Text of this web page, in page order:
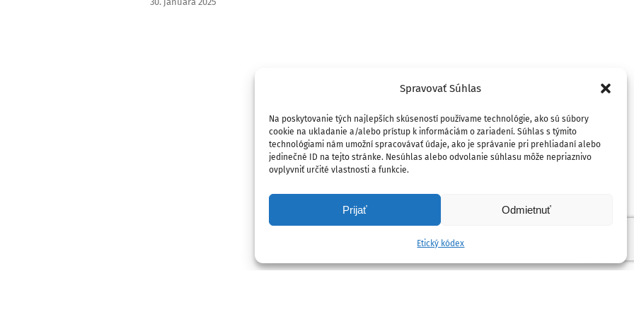
Spravovať Súhlas
Na poskytovanie tých najlepších skúseností používame technológie, ako sú súbory
cookie na ukladanie a/alebo prístup k informáciám o zariadení. Súhlas s týmito
technológiami nám umožní spracovávať údaje, ako je správanie pri prehliadaní alebo
jedinečné ID na tejto stránke. Nesúhlas alebo odvolanie súhlasu môže nepriaznivo
ovplyvniť určité vlastnosti a funkcie.
Prijať Odmietnuť
Etický kódex